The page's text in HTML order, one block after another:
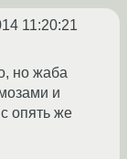
11:20:21
но жаба
и
опять же